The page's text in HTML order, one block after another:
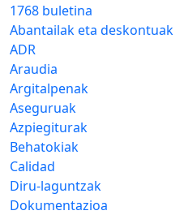
1768 buletina
Abantailak eta deskontuak
ADR
Araudia
Argitalpenak
Aseguruak
Azpiegiturak
Behatokiak
Calidad
Diru-laguntzak
Dokumentazioa